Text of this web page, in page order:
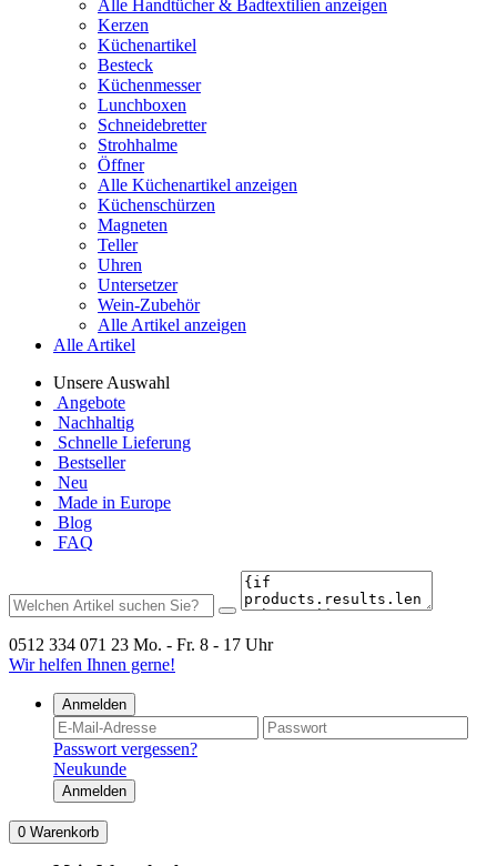
Alle Handtücher & Badtextilien anzeigen
Kerzen
Küchenartikel
Besteck
Küchenmesser
Lunchboxen
Schneidebretter
Strohhalme
Öffner
Alle Küchenartikel anzeigen
Küchenschürzen
Magneten
Teller
Uhren
Untersetzer
Wein-Zubehör
Alle Artikel anzeigen
Alle Artikel
Unsere Auswahl
Angebote
Nachhaltig
Schnelle Lieferung
Bestseller
Neu
Made in Europe
Blog
FAQ
0512 334 071 23 Mo. - Fr. 8 - 17 Uhr
Wir helfen Ihnen gerne!
Anmelden
Passwort vergessen?
Neukunde
Anmelden
0 Warenkorb